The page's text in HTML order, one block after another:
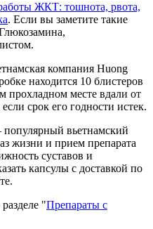
ЖКТ: тошнота, рвота,
. Если вы заметите такие
компания Huong
находится 10 блистеров
прохладном месте вдали от
срок его годности истек.
популярный вьетнамский
жизни и прием препарата
суставов и
капсулы с доставкой по
"Препараты с